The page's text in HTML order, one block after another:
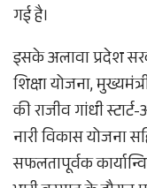
गई है।
इसके अलावा प्रदेश
शिक्षा योजना,
की राजीव गांधी
नारी विकास योजना
सफलतापूर्वक